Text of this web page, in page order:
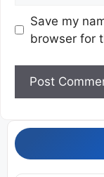
Save my
browser for